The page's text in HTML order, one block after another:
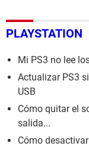
PLAYSTATION
Mi PS3 no lee
Actualizar PS3
USB
Cómo quitar el
salida...
Cómo